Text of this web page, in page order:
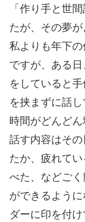
「作り手と世
たが、その夢が
私よりも年下
ですが、ある
をしていると
を挟まずに話
時間がどんどん
話す内容はそ
たか、疲れて
べた、などご
ができるよう
ダーに印を付け